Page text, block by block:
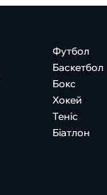
Футбол
Баскетбол
Бокс
Хокей
Теніс
Біатлон